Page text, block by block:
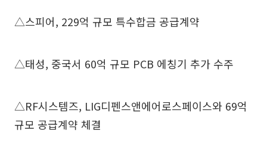
△스피어, 229억 규모 특수합금 공급계약
△태성, 중국서 60억 규모 PCB 에칭기 추가 수주
△RF시스템즈, LIG디펜스앤에어로스페이스와 69억
규모 공급계약 체결